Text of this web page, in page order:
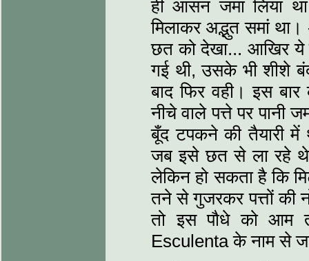
ही आसन जमा लिया
मिलाकर अद्भुत समां
छत को देखा... आखिर ये
गई थी, उसके भी शीशे
बाद फिर वही। इस
नीचे वाले पत्ते पर पानी
बूँद टपकने की तैयारी में
जब इसे छत से ला रहे थे
लेकिन हो सकता है कि
तने से गुजरकर पत्तों की
तो इस पौधे को आम
Esculenta के नाम से